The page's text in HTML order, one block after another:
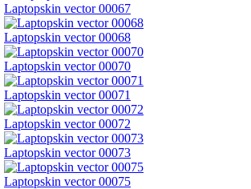
Laptopskin vector 00067
Laptopskin vector 00068
Laptopskin vector 00070
Laptopskin vector 00071
Laptopskin vector 00072
Laptopskin vector 00073
Laptopskin vector 00075